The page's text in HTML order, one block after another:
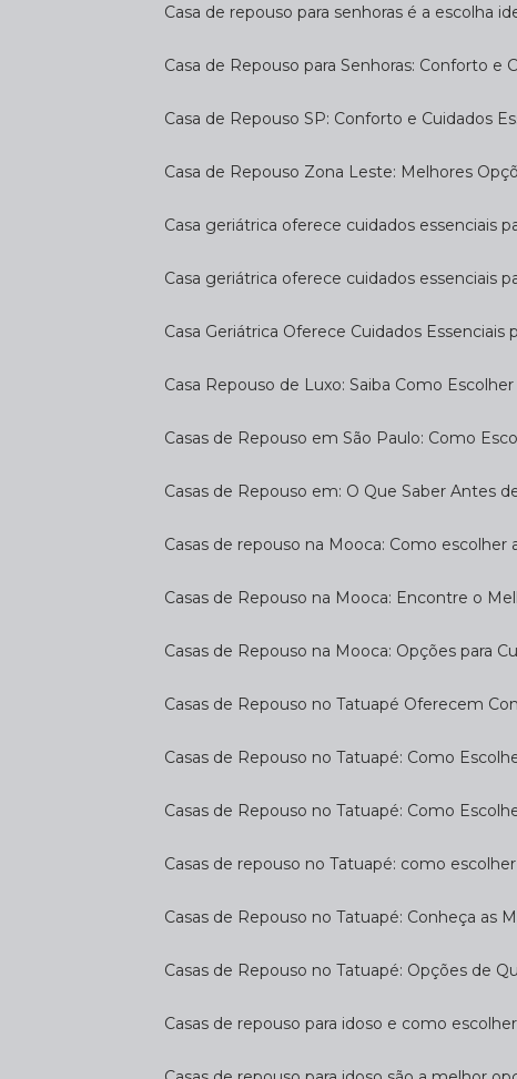
Casa de repouso para senhoras é a escolha
Casa de Repouso para Senhoras: Conforto e
Casa de Repouso SP: Conforto e Cuidados
Casa de Repouso Zona Leste: Melhores
Casa geriátrica oferece cuidados essenciais
Casa geriátrica oferece cuidados essenciais
Casa Geriátrica Oferece Cuidados Essenciais
Casa Repouso de Luxo: Saiba Como
Casas de Repouso em São Paulo: Como
Casas de Repouso em: O Que Saber Antes
Casas de repouso na Mooca: Como
Casas de Repouso na Mooca: Encontre o
Casas de Repouso na Mooca: Opções para
Casas de Repouso no Tatuapé Oferecem
Casas de Repouso no Tatuapé: Como
Casas de Repouso no Tatuapé: Como
Casas de repouso no Tatuapé: como
Casas de Repouso no Tatuapé: Conheça as
Casas de Repouso no Tatuapé: Opções de
Casas de repouso para idoso e como